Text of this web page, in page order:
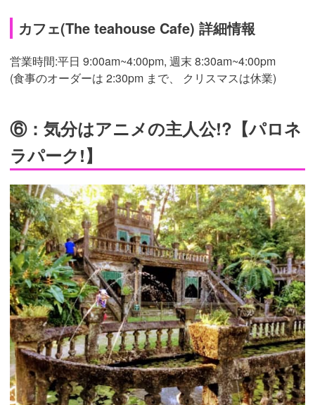
カフェ(The teahouse Cafe) 詳細情報
営業時間:平日 9:00am~4:00pm, 週末 8:30am~4:00pm
(食事のオーダーは 2:30pm まで、 クリスマスは休業)
⑥：気分はアニメの主人公!?【パロネ
ラパーク!】